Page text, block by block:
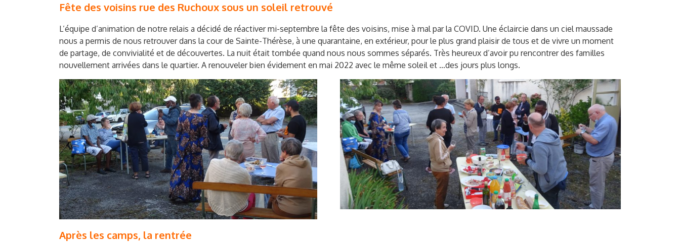
Fête des voisins rue des Ruchoux sous un soleil retrouvé
L’équipe d’animation de notre relais a décidé de réactiver mi-septembre la fête des voisins, mise à mal par la COVID. Une éclaircie dans un ciel maussade
nous a permis de nous retrouver dans la cour de Sainte-Thérèse, à une quarantaine, en extérieur, pour le plus grand plaisir de tous et de vivre un moment
de partage, de convivialité et de découvertes. La nuit était tombée quand nous nous sommes séparés. Très heureux d’avoir pu rencontrer des familles
nouvellement arrivées dans le quartier. A renouveler bien évidement en mai 2022 avec le même soleil et …des jours plus longs.
Après les camps, la rentrée